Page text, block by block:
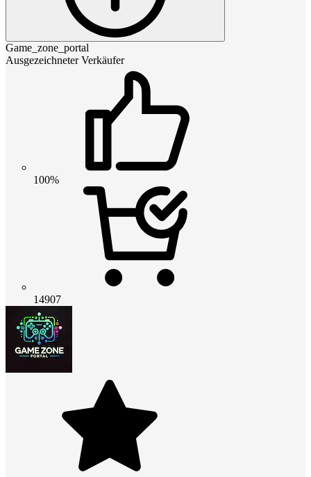
Game_zone_portal
Ausgezeichneter Verkäufer
100%
14907